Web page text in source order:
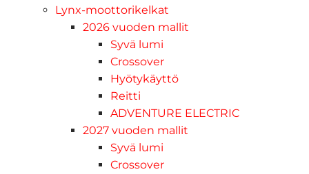
Lynx-moottorikelkat
2026 vuoden mallit
Syvä lumi
Crossover
Hyötykäyttö
Reitti
ADVENTURE ELECTRIC
2027 vuoden mallit
Syvä lumi
Crossover